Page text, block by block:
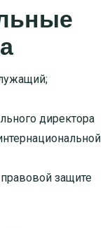
директора
защите